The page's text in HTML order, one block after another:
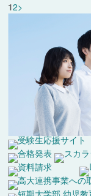
12>